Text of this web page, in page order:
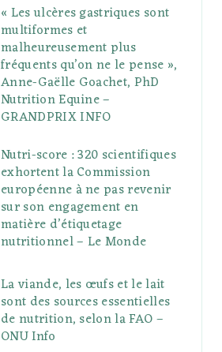
« Les ulcères gastriques sont
multiformes et
malheureusement plus
fréquents qu’on ne le pense »,
Anne-Gaëlle Goachet, PhD
Nutrition Equine –
GRANDPRIX INFO
Nutri-score : 320 scientifiques
exhortent la Commission
européenne à ne pas revenir
sur son engagement en
matière d’étiquetage
nutritionnel – Le Monde
La viande, les œufs et le lait
sont des sources essentielles
de nutrition, selon la FAO –
ONU Info